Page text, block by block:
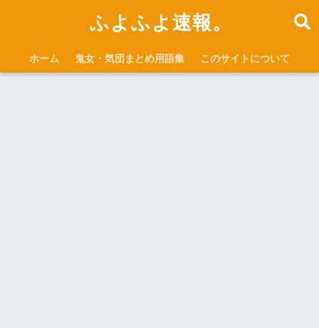
ふよふよ速報。
ホーム 鬼女・気団まとめ用語集 このサイトについて